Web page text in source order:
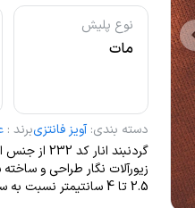
نوع پلیش
مات
دسته بندی: آویز فانتزیبرند :
گردنبند
2.5 تا 4 سانتیمتر نسبت به سفارش مشتری قابل ساخت است.